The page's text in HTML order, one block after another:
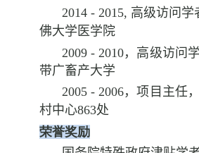
2014- 2015, 高级访问学
佛大学 医学院
2009 - 2010，高级访问
带广畜产大学
2005 - 2006，项目主任
村中心863处
荣誉奖励